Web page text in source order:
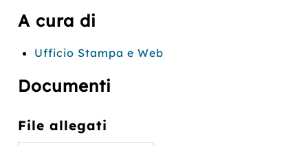
A cura di
Ufficio Stampa e Web
Documenti
File allegati